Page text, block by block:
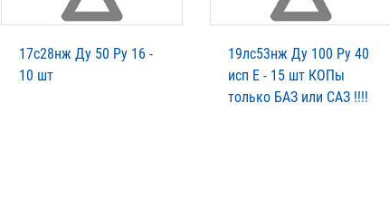
17с28нж Ду 50 Ру 16 -
10 шт
19лс53нж Ду 100 Ру 40
исп Е - 15 шт КОПы
только БАЗ или САЗ !!!!